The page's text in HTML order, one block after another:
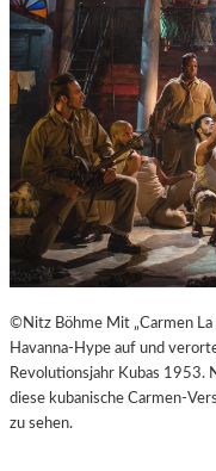
©Nitz Böhme Mit „Carmen
Havanna-Hype auf und
Revolutionsjahr Kubas 1953.
diese kubanische Carmen-
zu sehen.